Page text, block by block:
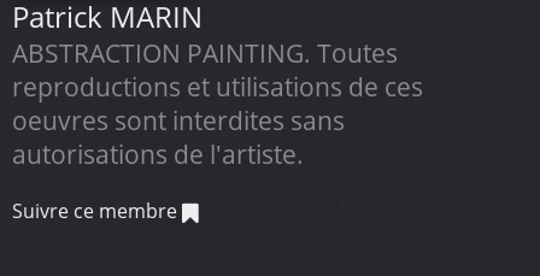
Patrick MARIN
ABSTRACTION PAINTING. Toutes
reproductions et utilisations de ces
oeuvres sont interdites sans
autorisations de l'artiste.
Suivre ce membre